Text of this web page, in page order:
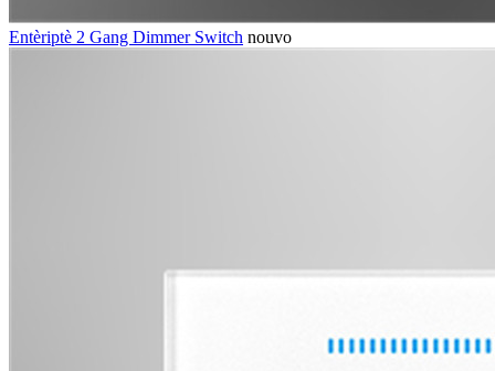
Entèriptè 2 Gang Dimmer Switch nouvo